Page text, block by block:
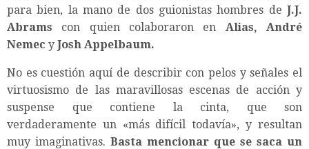
para bien, la mano de dos guionistas hombres de J.J.
Abrams con quien colaboraron en Alias, André
Nemec y Josh Appelbaum.
No es cuestión aquí de describir con pelos y señales el
virtuosismo de las maravillosas escenas de acción y
suspense que contiene la cinta, que son
verdaderamente un «más difícil todavía», y resultan
muy imaginativas. Basta mencionar que se saca un